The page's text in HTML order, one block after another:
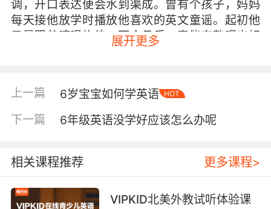
调，开口表达便会水到渠成。曾有个孩子，妈妈
每天接他放学时播放他喜欢的英文童谣。起初他
只是跟着哼唱旋律，两个月后，竟能完整唱出好
几首，发音相当标准。 让“说”变得有趣且实用 孩
妨转换思路：让英语成为完成某件事的“帮手”。
日常场景就是绝佳机会。零食时间，可以拿出苹
果和香蕉，用英语问：“Appleorbanana?”孩子可
能只回答“apple”。此时，你递上苹果并说：
得到想要的东西，这种“成功体验”比任何鼓励都
有效。 收拾玩具时也可以融入：
“Let’stidyup.Putthecarsinthebox.”孩子完成
展开更多
上一篇 6岁宝宝如何学英语 HOT
下一篇 6年级英语没学好应该怎么办呢
相关课程推荐 更多课程>
VIPKID北美外教试听体验课